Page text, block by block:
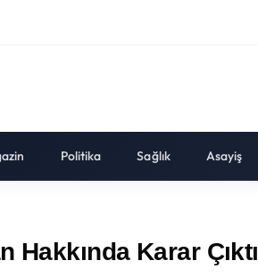
Politika Sağlık Asayiş
Hakkında Karar Çıktı